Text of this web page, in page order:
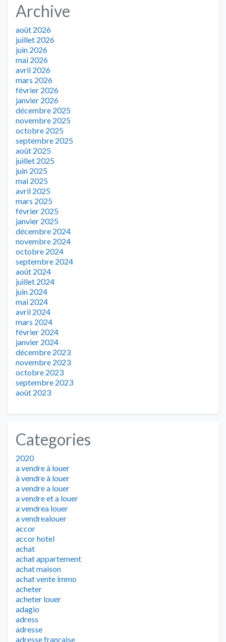
Archive
août 2026
juillet 2026
juin 2026
mai 2026
avril 2026
mars 2026
février 2026
janvier 2026
décembre 2025
novembre 2025
octobre 2025
septembre 2025
août 2025
juillet 2025
juin 2025
mai 2025
avril 2025
mars 2025
février 2025
janvier 2025
décembre 2024
novembre 2024
octobre 2024
septembre 2024
août 2024
juillet 2024
juin 2024
mai 2024
avril 2024
mars 2024
février 2024
janvier 2024
décembre 2023
novembre 2023
octobre 2023
septembre 2023
août 2023
Categories
2020
a vendre à louer
à vendre à louer
a vendre a louer
a vendre et a louer
a vendrea louer
a vendrealouer
accor
accor hotel
achat
achat appartement
achat maison
achat vente immo
acheter
acheter louer
adagio
adress
adresse
adresse française